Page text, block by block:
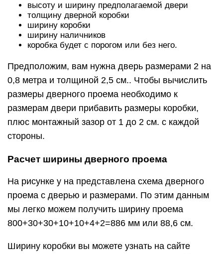
высоту и ширину предполагаемой двери
толщину дверной коробки
ширину коробки
ширину наличников
коробка будет с порогом или без него.
Предположим, вам нужна дверь размерами 2 на
0,8 метра и толщиной 2,5 см.. Чтобы вычислить
размеры дверного проема необходимо к
размерам двери прибавить размеры коробки,
плюс монтажный зазор от 1 до 2 см. с каждой
стороны.
Расчет ширины дверного проема
На рисунке у на представлена схема дверного
проема с дверью и размерами. По этим данным
мы легко можем получить ширину проема
800+30+30+10+10+4+2=886 мм или 88,6 см.
Ширину коробки вы можете узнать на сайте